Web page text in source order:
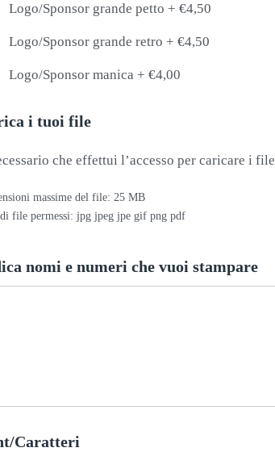
Logo/Sponsor grande petto + €4,50
Logo/Sponsor grande retro + €4,50
Logo/Sponsor manica + €4,00
i tuoi file
che effettui l’accesso per caricare i file
massime del file: 25 MB
file permessi: jpg jpeg jpe gif png pdf
nomi e numeri che vuoi stampare
Caratteri